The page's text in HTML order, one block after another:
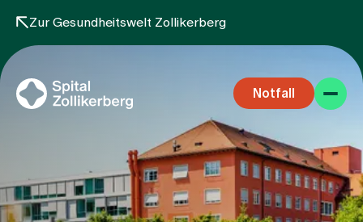
Zur Gesundheitswelt Zollikerberg
Notfall